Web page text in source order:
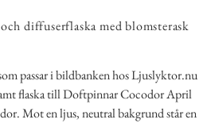
diffuserflaska med blomsterask
passar i bildbanken hos Ljuslyktor.nu
flaska till Doftpinnar Cocodor April
Mot en ljus, neutral bakgrund står en